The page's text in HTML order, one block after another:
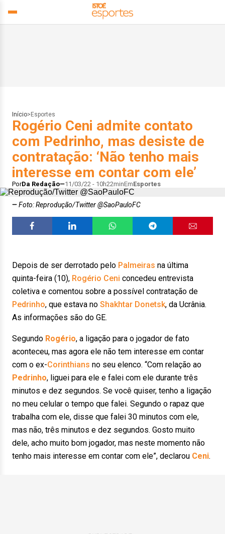
Início> Esportes
Rogério Ceni admite contato
com Pedrinho, mas desiste de
contratação: ‘Não tenho mais
interesse em contar com ele’
PorDa Redação 11/03/22 - 10h22minEmEsportes
Foto: Reprodução/Twitter @SaoPauloFC
Depois de ser derrotado pelo Palmeiras na última
quinta-feira (10), Rogério Ceni concedeu entrevista
coletiva e comentou sobre a possível contratação de
Pedrinho, que estava no Shakhtar Donetsk, da Ucrânia.
As informações são do GE.
Segundo Rogério, a ligação para o jogador de fato
aconteceu, mas agora ele não tem interesse em contar
com o ex-Corinthians no seu elenco. “Com relação ao
Pedrinho, liguei para ele e falei com ele durante três
minutos e dez segundos. Se você quiser, tenho a ligação
no meu celular o tempo que falei. Segundo o rapaz que
trabalha com ele, disse que falei 30 minutos com ele,
mas não, três minutos e dez segundos. Gosto muito
dele, acho muito bom jogador, mas neste momento não
tenho mais interesse em contar com ele”, declarou Ceni.